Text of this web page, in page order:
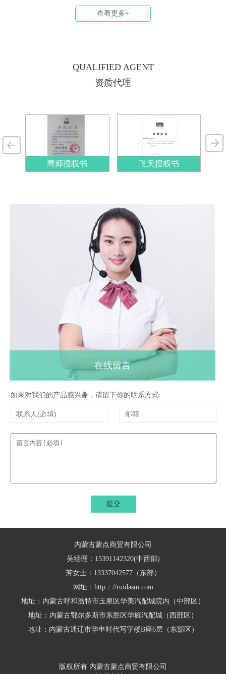
腐、稳定整道菜品质的那套关键配方。没有主
料，菜做不出来；但只有主料，没有配方，味
误将汽机油加入柴油发动机，直接付出 2.3 万
连维修师傅都直呼 “罕见”。 柴机油与汽机
油，仅凭外观难以区分，都能顺利注入油箱，
却藏着足以 “摧毁” 发动机的本质差异。为什
些被车主忽略的细节 —— 添加剂配方、粘度
等级的不同，又是如何在 3000 公里内一...
查看更多+
QUALIFIED AGENT
资质代理
鹰师授权书 飞天授权书
在线留言
如果对我们的产品感兴趣，请留下你的联系方式
提交
内蒙古蒙点商贸有限公司
吴经理：15391142320(中西部)
芳女士：13337042577（东部）
网址：http：//ruidasm.com
地址：内蒙古呼和浩特市玉泉区华美汽配城院内（中部区）
地址：内蒙古鄂尔多斯市东胜区华旌汽配城（西部区）
地址：内蒙古通辽市华申时代写字楼B座6层（东部区）
版权所有 内蒙古蒙点商贸有限公司